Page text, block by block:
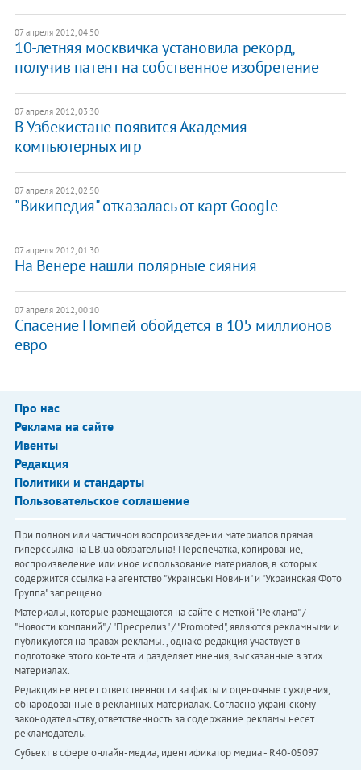
07 апреля 2012, 04:50
10-летняя москвичка установила рекорд,
получив патент на собственное изобретение
07 апреля 2012, 03:30
В Узбекистане появится Академия
компьютерных игр
07 апреля 2012, 02:50
"Википедия" отказалась от карт Google
07 апреля 2012, 01:30
На Венере нашли полярные сияния
07 апреля 2012, 00:10
Спасение Помпей обойдется в 105 миллионов
евро
Про нас
Реклама на сайте
Ивенты
Редакция
Политики и стандарты
Пользовательское соглашение
При полном или частичном воспроизведении материалов прямая
гиперссылка на LB.ua обязательна! Перепечатка, копирование,
воспроизведение или иное использование материалов, в которых
содержится ссылка на агентство "Українськi Новини" и "Украинская Фото
Группа" запрещено.
Материалы, которые размещаются на сайте с меткой "Реклама" /
"Новости компаний" / "Пресрелиз" / "Promoted", являются рекламными и
публикуются на правах рекламы. , однако редакция участвует в
подготовке этого контента и разделяет мнения, высказанные в этих
материалах.
Редакция не несет ответственности за факты и оценочные суждения,
обнародованные в рекламных материалах. Согласно украинскому
законодательству, ответственность за содержание рекламы несет
рекламодатель.
Субъект в сфере онлайн-медиа; идентификатор медиа - R40-05097